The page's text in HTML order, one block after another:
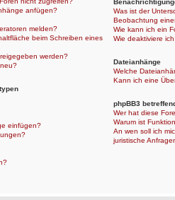
anfügen?
melden?
beim Schreiben eines
werden?
einfügen?
Was ist der
Beobachtung
Wie kann ich ein
Wie deaktiviere
Dateianhänge
Welche
Kann ich eine
phpBB3
Wer hat diese
Warum ist
An wen soll ich
juristische